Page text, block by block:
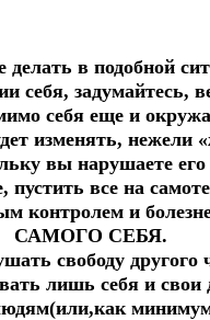
делать в подобной
себя, задумайтесь,
себя еще и
изменять, нежели
вы нарушаете его
пустить все на
контролем и
САМОГО СЕБЯ.
свободу другого
лишь себя и свои